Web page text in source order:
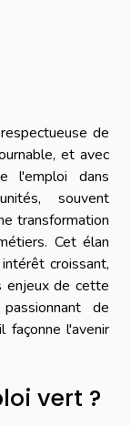
de
et avec
l'emploi dans
souvent
transformation
Cet élan
croissant,
enjeux de cette
de
façonne l'avenir
vert ?